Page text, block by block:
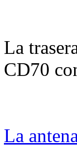
La
CD70
La